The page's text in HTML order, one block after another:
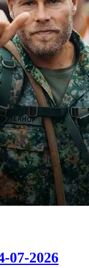
07-2026